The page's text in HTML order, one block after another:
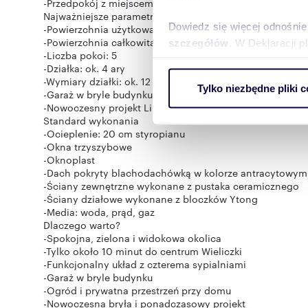
Dowiedz się więcej
szczegółów . W Deklaracji
ruch w naszej witrynie.
reklamowym i
uzyskanymi podczas
Tylko niezbędne pliki
-Przedpokój z miejscem na zabudowę
Najważniejsze parametry
-Powierzchnia użytkowa: 95,1 m2
-Powierzchnia całkowita: 130 m2
-Liczba pokoi: 5
-Działka: ok. 4 ary
-Wymiary działki: ok. 12 x 35 m
-Garaż w bryle budynku
-Nowoczesny projekt Lila Duo 1566
Standard wykonania
-Ocieplenie: 20 cm styropianu
-Okna trzyszybowe
-Oknoplast
-Dach pokryty blachodachówką w kolorze antracytowym
-Ściany zewnętrzne wykonane z pustaka ceramicznego
-Ściany działowe wykonane z bloczków Ytong
-Media: woda, prąd, gaz
Dlaczego warto?
-Spokojna, zielona i widokowa okolica
-Tylko około 10 minut do centrum Wieliczki
-Funkcjonalny układ z czterema sypialniami
-Garaż w bryle budynku
-Ogród i prywatna przestrzeń przy domu
-Nowoczesna bryła i ponadczasowy projekt